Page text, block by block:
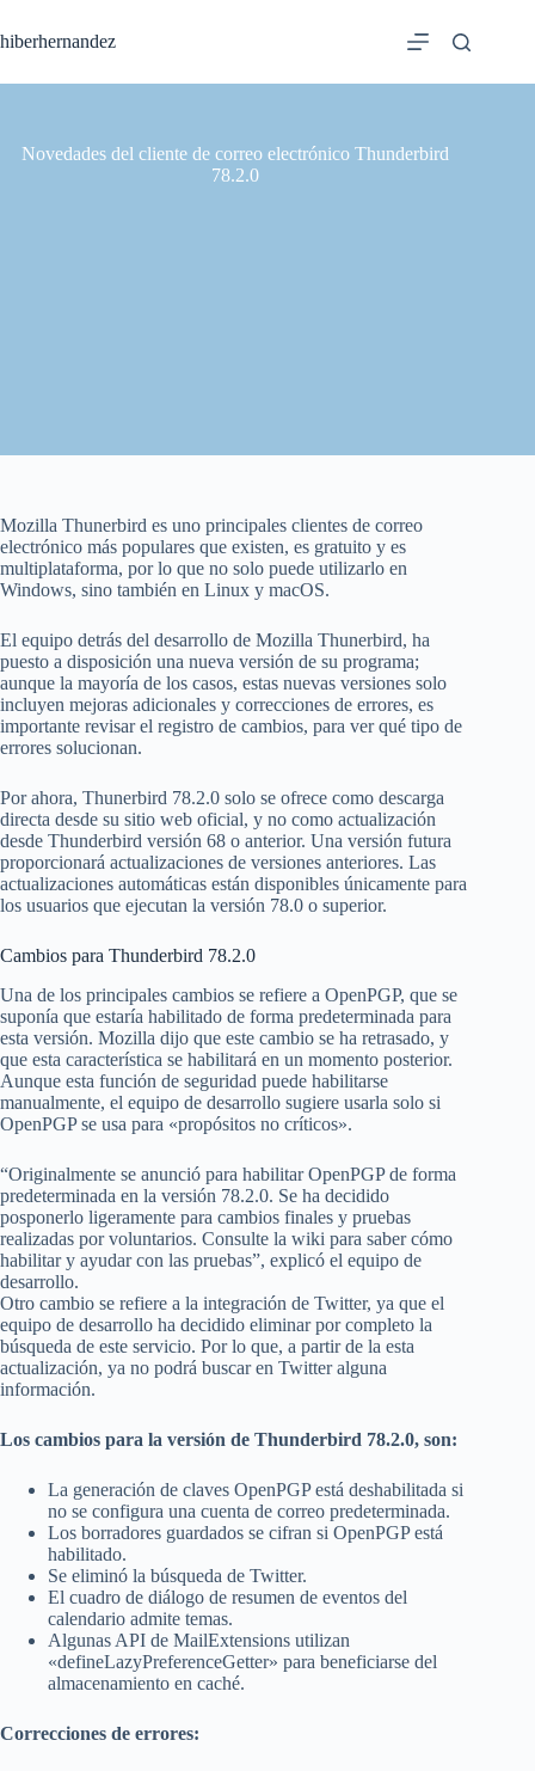
al
contenido
hiberhernandez
Novedades del cliente de correo electrónico Thunderbird
78.2.0
Mozilla Thunerbird es uno principales clientes de correo
electrónico más populares que existen, es gratuito y es
multiplataforma, por lo que no solo puede utilizarlo en
Windows, sino también en Linux y macOS.
El equipo detrás del desarrollo de Mozilla Thunerbird, ha
puesto a disposición una nueva versión de su programa;
aunque la mayoría de los casos, estas nuevas versiones solo
incluyen mejoras adicionales y correcciones de errores, es
importante revisar el registro de cambios, para ver qué tipo de
errores solucionan.
Por ahora, Thunerbird 78.2.0 solo se ofrece como descarga
directa desde su sitio web oficial, y no como actualización
desde Thunderbird versión 68 o anterior. Una versión futura
proporcionará actualizaciones de versiones anteriores. Las
actualizaciones automáticas están disponibles únicamente para
los usuarios que ejecutan la versión 78.0 o superior.
Cambios para Thunderbird 78.2.0
Una de los principales cambios se refiere a OpenPGP, que se
suponía que estaría habilitado de forma predeterminada para
esta versión. Mozilla dijo que este cambio se ha retrasado, y
que esta característica se habilitará en un momento posterior.
Aunque esta función de seguridad puede habilitarse
manualmente, el equipo de desarrollo sugiere usarla solo si
OpenPGP se usa para «propósitos no críticos».
“Originalmente se anunció para habilitar OpenPGP de forma
predeterminada en la versión 78.2.0. Se ha decidido
posponerlo ligeramente para cambios finales y pruebas
realizadas por voluntarios. Consulte la wiki para saber cómo
habilitar y ayudar con las pruebas”, explicó el equipo de
desarrollo.
Otro cambio se refiere a la integración de Twitter, ya que el
equipo de desarrollo ha decidido eliminar por completo la
búsqueda de este servicio. Por lo que, a partir de la esta
actualización, ya no podrá buscar en Twitter alguna
información.
Los cambios para la versión de Thunderbird 78.2.0, son:
La generación de claves OpenPGP está deshabilitada si
no se configura una cuenta de correo predeterminada.
Los borradores guardados se cifran si OpenPGP está
habilitado.
Se eliminó la búsqueda de Twitter.
El cuadro de diálogo de resumen de eventos del
calendario admite temas.
Algunas API de MailExtensions utilizan
«defineLazyPreferenceGetter» para beneficiarse del
almacenamiento en caché.
Correcciones de errores: